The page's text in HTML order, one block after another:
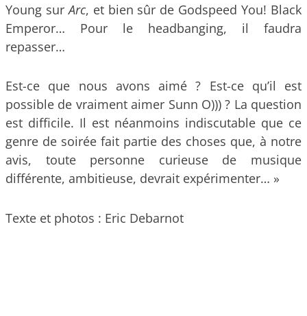
Young surArc, et bien sûr de Godspeed You! Black
Emperor… Pour le headbanging, il faudra
repasser…
Est-ce que nous avons aimé ? Est-ce qu’il est
possible de vraiment aimer Sunn O))) ? La question
est difficile. Il est néanmoins indiscutable que ce
genre de soirée fait partie des choses que, à notre
avis, toute personne curieuse de musique
différente, ambitieuse, devrait expérimenter… »
Texte et photos : Eric Debarnot